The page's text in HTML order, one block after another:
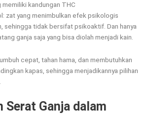
kandungan THC
zat yang menimbulkan efek psikologis
sehingga tidak bersifat psikoaktif. Dan hanya
ganja saja yang bisa diolah menjadi kain.
cepat, tahan hama, dan membutuhkan
kapas, sehingga menjadikannya pilihan
Serat Ganja dalam